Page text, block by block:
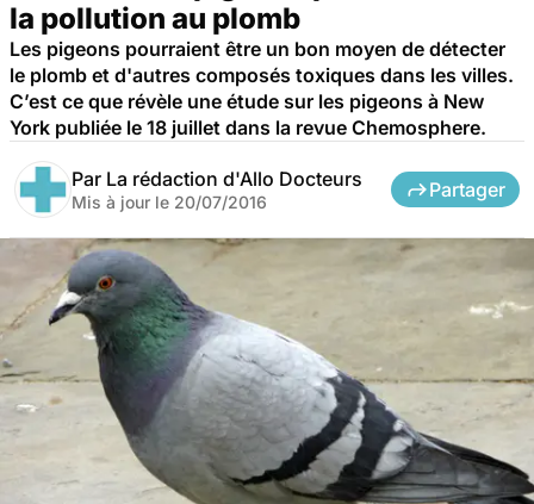
la pollution au plomb
Les pigeons pourraient être un bon moyen de détecter
le plomb et d'autres composés toxiques dans les villes.
C’est ce que révèle une étude sur les pigeons à New
York publiée le 18 juillet dans la revue Chemosphere.
Par La rédaction d'Allo Docteurs
Mis à jour le 20/07/2016
Partager